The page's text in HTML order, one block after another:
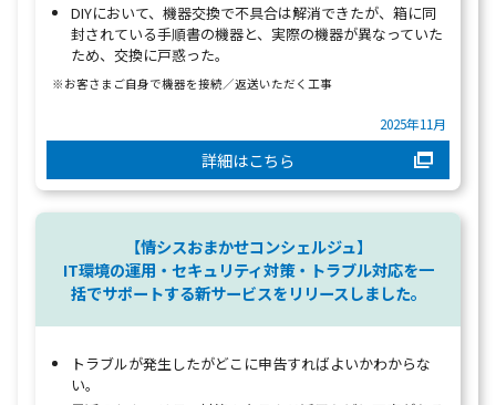
DIYにおいて、機器交換で不具合は解消できたが、箱に同
封されている手順書の機器と、実際の機器が異なっていた
ため、交換に戸惑った。
※お客さまご自身で機器を接続／返送いただく工事
2025年11月
詳細はこちら
【情シスおまかせコンシェルジュ】
IT環境の運用・セキュリティ対策・トラブル対応を一
括でサポートする新サービスをリリースしました。
トラブルが発生したがどこに申告すればよいかわからな
い。